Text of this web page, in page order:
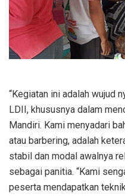
“Kegiatan ini adalah wujud
LDII, khususnya dalam
Mandiri. Kami menyadari
atau barbering, adalah
stabil dan modal awalnya
sebagai panitia. “Kami
peserta mendapatkan